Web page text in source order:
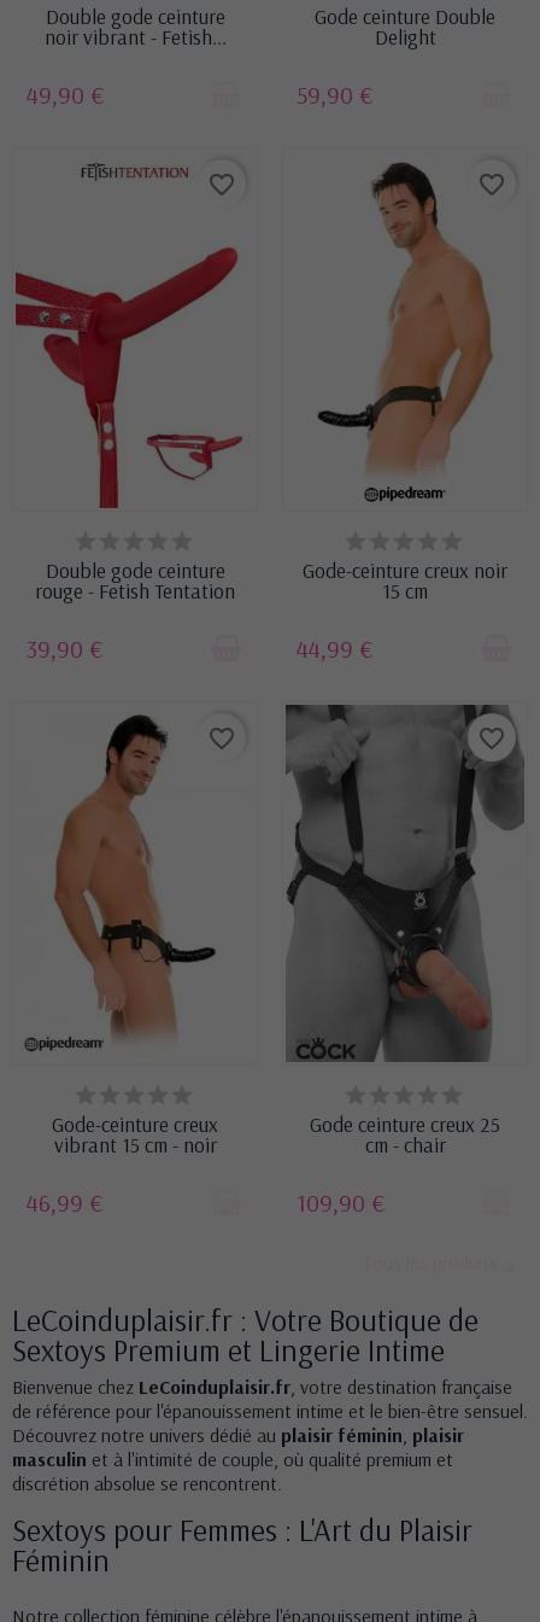
Double gode ceinture
noir vibrant - Fetish...
49,90 €
Gode ceinture Double
Delight
59,90 €
favorite_border
Double gode ceinture
rouge - Fetish Tentation
39,90 €
favorite_border
Gode-ceinture creux noir
15 cm
44,99 €
favorite_border
Gode-ceinture creux
vibrant 15 cm - noir
46,99 €
favorite_border
Gode ceinture creux 25
cm - chair
109,90 €
LeCoinduplaisir.fr : Votre Boutique de
Sextoys Premium et Lingerie Intime
Bienvenue chez LeCoinduplaisir.fr , votre destination française
de référence pour l'épanouissement intime et le bien-être sensuel.
Découvrez notre univers dédié au plaisir féminin plaisir
masculin et à l'intimité de couple, où qualité premium et
discrétion absolue se rencontrent.
Sextoys pour Femmes : L'Art du Plaisir
Féminin
Notre collection féminine célèbre l'épanouissement intime à